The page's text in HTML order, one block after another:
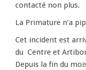
contacté non plus.
La Primature n’a
Cet incident est
du Centre et
Depuis la fin du